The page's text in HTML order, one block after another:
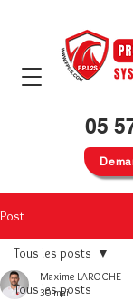
05
Post
Tous les posts
Tous les posts
Maxime LAROCHE
30 mai